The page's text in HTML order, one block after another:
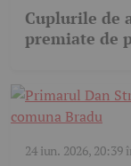
Cuplurile de
premiate de
24 iun. 2026, 20:39